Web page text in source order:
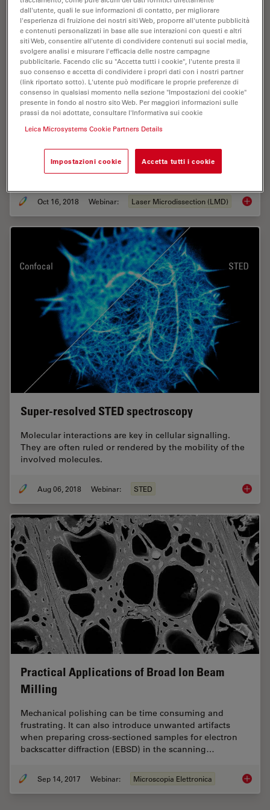
Live Cell Isolation by Laser Microdissection
Laser microdissection is a tool for the isolation of
homogenous cell populations from their native niches
in tissues to downstream molecular assays. Beside its
routine use for fixed tissue sections,…
Oct 16, 2018 Webinar: Laser Microdissection (LMD) Live
Super-resolved STED spectroscopy
Molecular interactions are key in cellular signalling.
They are often ruled or rendered by the mobility of the
involved molecules.
Aug 06, 2018 Webinar: STED Super-
Practical Applications of Broad Ion Beam
Milling
Mechanical polishing can be time consuming and
frustrating. It can also introduce unwanted artifacts
when preparing cross-sectioned samples for electron
backscatter diffraction (EBSD) in the scanning…
Sep 14, 2017 Webinar: Microscopia Elettronica
dall'utente, quali le sue informazioni di contatto, per migliorare
l'esperienza di fruizione dei nostri siti Web, proporre all'utente pubblicità
e contenuti personalizzati in base alle sue interazioni con questi e altri
siti Web, consentire all'utente di condividere contenuti sui social media,
svolgere analisi e misurare l'efficacia delle nostre campagne
pubblicitarie. Facendo clic su "Accetta tutti i cookie", l'utente presta il
suo consenso e accetta di condividere i propri dati con i nostri partner
(link riportato sotto). L'utente può modificare le proprie preferenze di
consenso in qualsiasi momento nella sezione "Impostazioni dei cookie"
presente in fondo al nostro sito Web. Per maggiori informazioni sulle
prassi da noi adottate, consultare l'Informativa sui cookie
Leica Microsystems Cookie Partners Details
Impostazioni cookie Accetta tutti i cookie